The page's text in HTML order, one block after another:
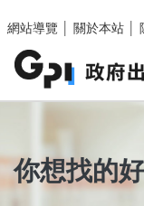
網站導覽
關於本站
你想找的